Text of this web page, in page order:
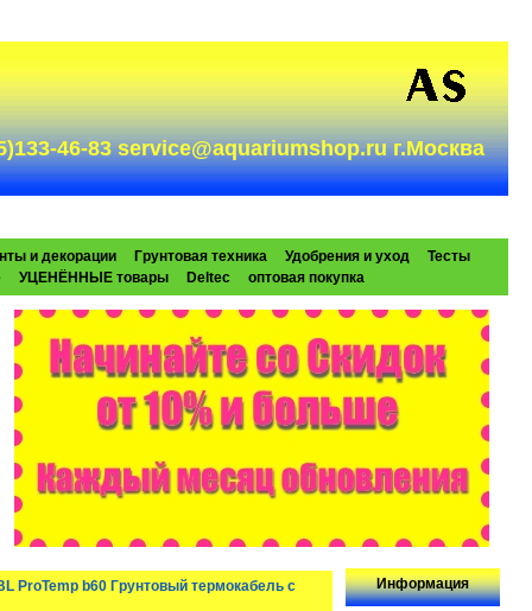
46-83 service@aquariumshop.ru г.Москва
и декорации Грунтовая техника Удобрения и уход
Тесты
УЦЕНЁННЫЕ товары Deltec оптовая покупка
ProTemp b60 Грунтовый термокабель с
Информация